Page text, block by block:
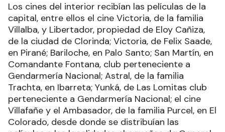
Los cines del interior recibían las películas de la
capital, entre ellos el cine Victoria, de la familia
Villalba, y Libertador, propiedad de Eloy Cañiza,
de la ciudad de Clorinda; Victoria, de Felix Saade,
en Pirané; Bariloche, en Palo Santo; San Martín, en
Comandante Fontana, club perteneciente a
Gendarmería Nacional; Astral, de la familia
Trachta, en Ibarreta; Yunká, de Las Lomitas club
perteneciente a Gendarmería Nacional; el cine
Villafañe y el Ambasador, de la familia Purcel, en El
Colorado, desde donde se distribuían las